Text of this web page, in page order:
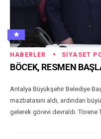
HABERLER SIYASET
BÖCEK, RESMEN
Antalya Büyükşehir Belediye
mazbatasını aldı, ardından
gelerek görevi devraldı. Törene